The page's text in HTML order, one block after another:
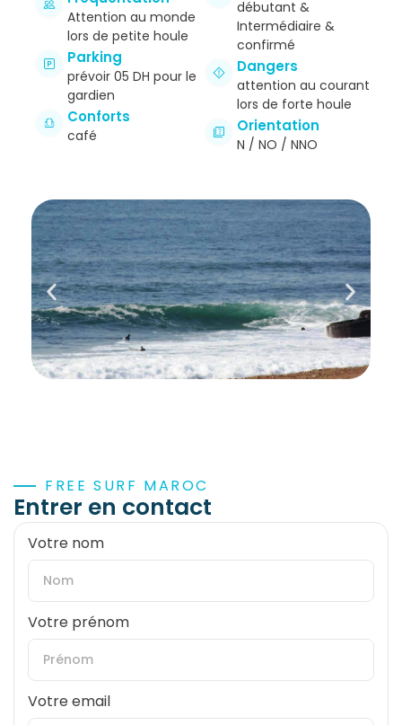
Attention au monde
lors de petite houle
Parking
prévoir 05 DH pour le
gardien
Conforts
café
débutant &
Intermédiaire &
confirmé
Dangers
attention au courant
lors de forte houle
Orientation
N / NO / NNO
FREE SURF MAROC
Entrer en contact
Votre nom
Votre prénom
Votre email